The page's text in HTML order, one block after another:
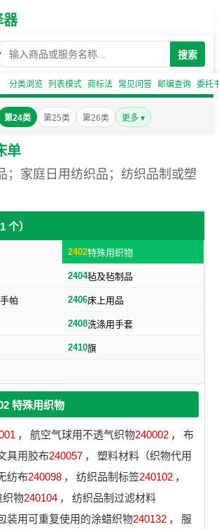
器
搜索
分类浏览 列表模式 商标法 常见问答 邮编查询 委托
第24类 第25类 第26类 更多 ▾
单
；家庭日用纺织品；纺织品制或塑
个）
2402特殊用织物
2404毡及毡制品
帕 2406床上用品
2408洗涤用手套
2410旗
特殊用织物
， 航空气球用不透气织物240002 ，
布
具用胶布240057 ，
塑料材料（织物代用
纺布240098 ， 纺织品制标签240102 ，
织物240104 ，
纺织品制过滤材料
装用可重复使用的涂蜡织物240132 ，
服